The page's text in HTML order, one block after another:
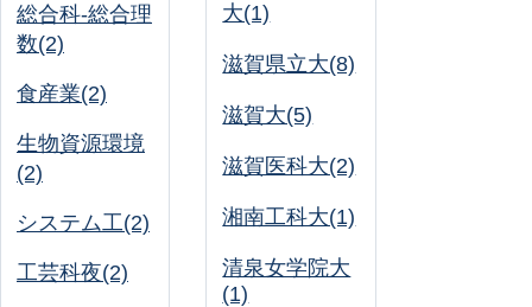
総合科-総合理
数(2)
食産業(2)
生物資源環境
(2)
システム工(2)
工芸科夜(2)
大(1)
滋賀県立大(8)
滋賀大(5)
滋賀医科大(2)
湘南工科大(1)
清泉女学院大
(1)